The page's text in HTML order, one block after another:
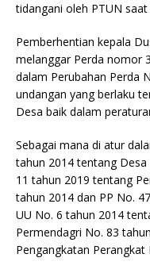
tidangani oleh PTUN saat
Pemberhentian kepala
melanggar Perda nomor
dalam Perubahan Perda
undangan yang berlaku
Desa baik dalam
Sebagai mana di atur
tahun 2014 tentang
11 tahun 2019 tentang
tahun 2014 dan PP No.
UU No. 6 tahun 2014
Permendagri No. 83
Pengangkatan Perangkat